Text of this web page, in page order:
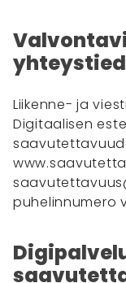
Liikenne- ja
Digitaalisen
puhelinnumero